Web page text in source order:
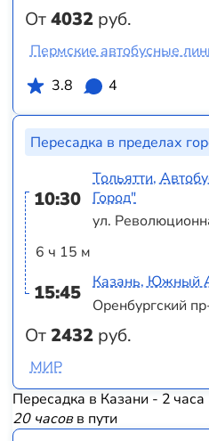
От4032 руб.
Пермские автобусные
3.8
4
Пересадка в пределах
10:30
6 ч 15 м
15:45
От2432 руб.
Тольятти,
Город"
ул.
Казань, Южный
Оренбургский
МИР
Пересадка в Казани - 2
20 часовв пути